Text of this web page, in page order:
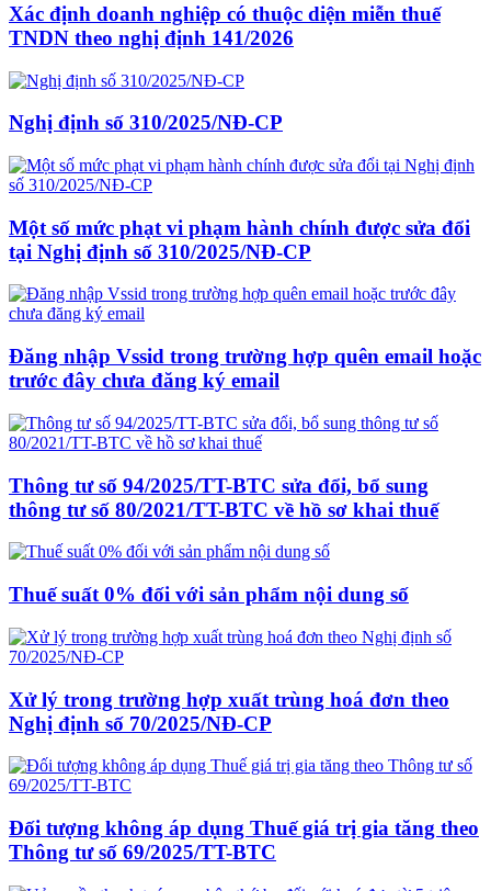
Xác định doanh nghiệp có thuộc diện miễn thuế
TNDN theo nghị định 141/2026
Nghị định số 310/2025/NĐ-CP
Một số mức phạt vi phạm hành chính được sửa đổi
tại Nghị định số 310/2025/NĐ-CP
Đăng nhập Vssid trong trường hợp quên email hoặc
trước đây chưa đăng ký email
Thông tư số 94/2025/TT-BTC sửa đổi, bổ sung
thông tư số 80/2021/TT-BTC về hồ sơ khai thuế
Thuế suất 0% đối với sản phẩm nội dung số
Xử lý trong trường hợp xuất trùng hoá đơn theo
Nghị định số 70/2025/NĐ-CP
Đối tượng không áp dụng Thuế giá trị gia tăng theo
Thông tư số 69/2025/TT-BTC